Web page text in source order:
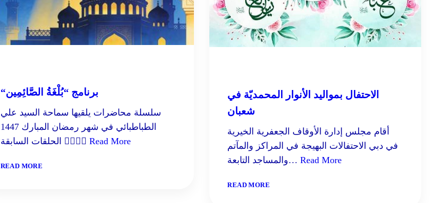
“برنامج “بُلْغَةُ الصَّائِمِين
سلسلة محاضرات يلقيها سماحة السيد علي
الطباطبائي في شهر رمضان المبارك 1447
الحلقات السابقة  Read More
READ MORE
الاحتفال بمواليد الأنوار المحمديّة في
شعبان
أقام مجلس إدارة الأوقاف الجعفرية الخيرية
في دبي الاحتفالات البهيجة في المراكز والمآتم
والمساجد التابعة…Read More
READ MORE: